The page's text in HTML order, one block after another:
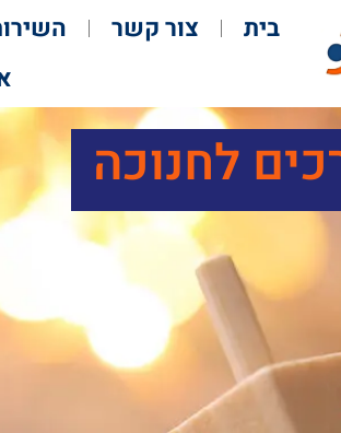
בית צור קשר
לחנוכה